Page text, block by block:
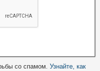
со спамом. Узнайте, как